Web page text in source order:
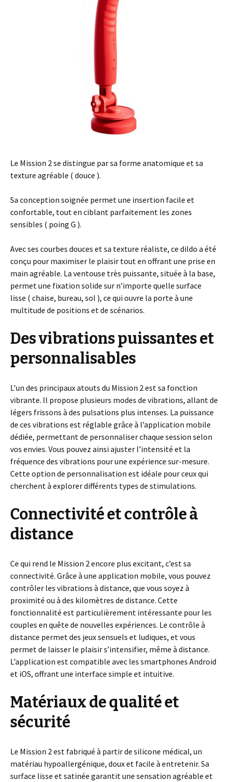
Le Mission 2 se distingue par sa forme anatomique et sa
texture agréable ( douce ).
Sa conception soignée permet une insertion facile et
confortable, tout en ciblant parfaitement les zones
sensibles ( poing G ).
Avec ses courbes douces et sa texture réaliste, ce dildo a été
conçu pour maximiser le plaisir tout en offrant une prise en
main agréable. La ventouse très puissante, située à la base,
permet une fixation solide sur n’importe quelle surface
lisse ( chaise, bureau, sol ), ce qui ouvre la porte à une
multitude de positions et de scénarios.
Des vibrations puissantes et
personnalisables
L’un des principaux atouts du Mission 2 est sa fonction
vibrante. Il propose plusieurs modes de vibrations, allant de
légers frissons à des pulsations plus intenses. La puissance
de ces vibrations est réglable grâce à l’application mobile
dédiée, permettant de personnaliser chaque session selon
vos envies. Vous pouvez ainsi ajuster l’intensité et la
fréquence des vibrations pour une expérience sur-mesure.
Cette option de personnalisation est idéale pour ceux qui
cherchent à explorer différents types de stimulations.
Connectivité et contrôle à
distance
Ce qui rend le Mission 2 encore plus excitant, c’est sa
connectivité. Grâce à une application mobile, vous pouvez
contrôler les vibrations à distance, que vous soyez à
proximité ou à des kilomètres de distance. Cette
fonctionnalité est particulièrement intéressante pour les
couples en quête de nouvelles expériences. Le contrôle à
distance permet des jeux sensuels et ludiques, et vous
permet de laisser le plaisir s’intensifier, même à distance.
L’application est compatible avec les smartphones Android
et iOS, offrant une interface simple et intuitive.
Matériaux de qualité et
sécurité
Le Mission 2 est fabriqué à partir de silicone médical, un
matériau hypoallergénique, doux et facile à entretenir. Sa
surface lisse et satinée garantit une sensation agréable et